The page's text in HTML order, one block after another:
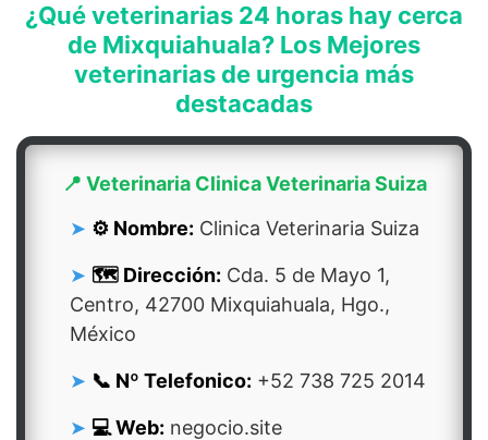
¿Qué veterinarias 24 horas hay cerca
de Mixquiahuala? Los Mejores
veterinarias de urgencia más
destacadas
📍 Veterinaria Clinica Veterinaria Suiza
⚙️ Nombre: Clinica Veterinaria Suiza
🗺️ Dirección: Cda. 5 de Mayo 1,
Centro, 42700 Mixquiahuala, Hgo.,
México
📞 Nº Telefonico: +52 738 725 2014
💻 Web: negocio.site